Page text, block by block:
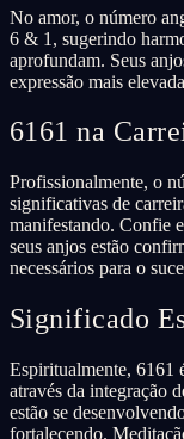
No amor, o número
6 & 1, sugerindo
aprofundam. Seus
expressão mais
6161 na
Profissionalmente, o
significativas de
manifestando. Confie
seus anjos estão
necessários para o
Significado
Espiritualmente, 6161
através da integração
estão se
fortalecendo.